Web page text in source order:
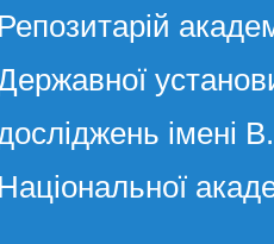
Репозитарій
імені
Національної
"Щиглов,